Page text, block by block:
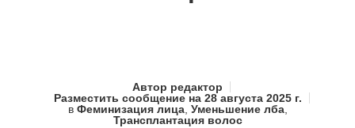
Автор редактор
Разместить сообщение на28 августа 2025 г.
в Феминизация лица, Уменьшение лба,
Трансплантация волос